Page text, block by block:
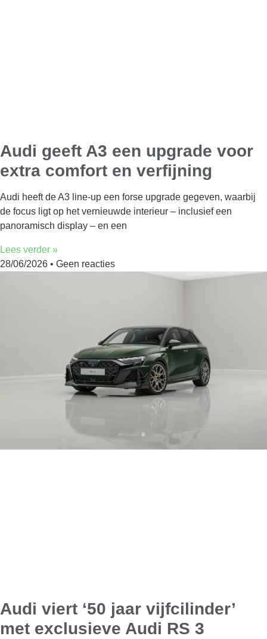
Audi geeft A3 een upgrade voor
extra comfort en verfijning
Audi heeft de A3 line-up een forse upgrade gegeven, waarbij
de focus ligt op het vernieuwde interieur – inclusief een
panoramisch display – en een
Lees verder »
28/06/2026
Geen reacties
Audi viert ‘50 jaar vijfcilinder’
met exclusieve Audi RS 3